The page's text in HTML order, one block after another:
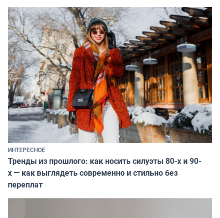
ИНТЕРЕСНОЕ
Тренды из прошлого: как носить силуэты 80-х и 90-
х — как выглядеть современно и стильно без
переплат